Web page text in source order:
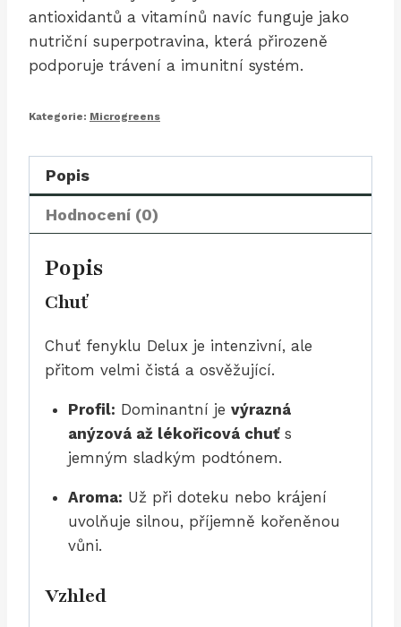
antioxidantů a vitamínů navíc funguje jako
nutriční superpotravina, která přirozeně
podporuje trávení a imunitní systém.
Kategorie: Microgreens
Popis
Hodnocení (0)
Popis
Chuť
Chuť fenyklu Delux je intenzivní, ale
přitom velmi čistá a osvěžující.
Profil: Dominantní je výrazná
anýzová až lékořicová chuťs
jemným sladkým podtónem.
Aroma: Už při doteku nebo krájení
uvolňuje silnou, příjemně kořeněnou
vůni.
Vzhled